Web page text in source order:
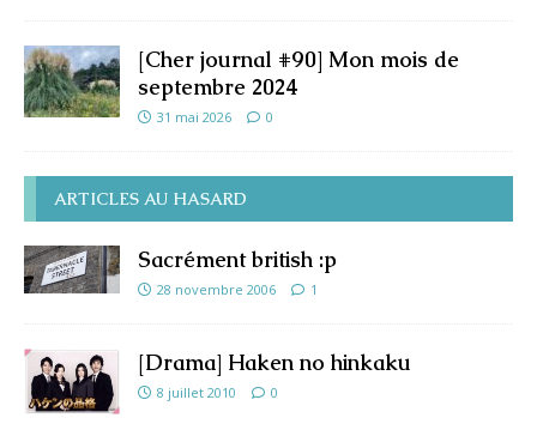
[Cher journal #90] Mon mois de
septembre 2024
31 mai 2026 0
ARTICLES AU HASARD
Sacrément british :p
28 novembre 2006 1
[Drama] Haken no hinkaku
8 juillet 2010 0